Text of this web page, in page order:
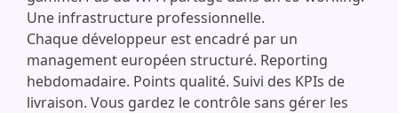
Une infrastructure professionnelle.
Chaque développeur est encadré par un
management européen structuré. Reporting
hebdomadaire. Points qualité. Suivi des KPIs de
livraison. Vous gardez le contrôle sans gérer les